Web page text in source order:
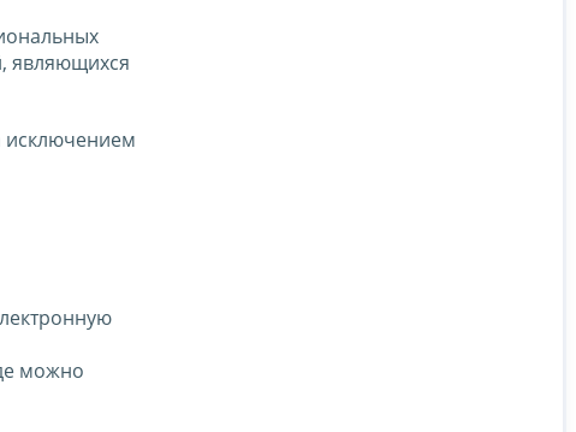
являющихся
исключением
можно